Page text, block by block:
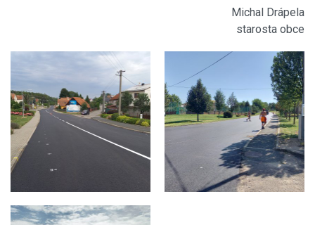
Michal Drápela
starosta obce